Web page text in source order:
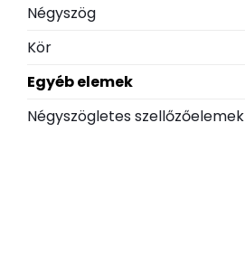
Négyszög
Kör
Egyéb elemek
Négyszögletes szellőzőelemek